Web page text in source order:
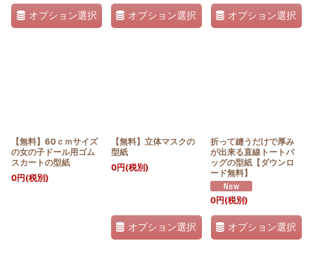
オプション選択 オプション選択 オプション選択
【無料】60ｃｍサイズ
の女の子ドール用ゴム
スカートの型紙
0円(税別)
【無料】立体マスクの
型紙
0円(税別)
オプション選択
折って縫うだけで厚み
が出来る直線トートバ
ッグの型紙【ダウンロ
ード無料】
0円(税別)
オプション選択